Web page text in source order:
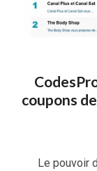
coupons
Le pouvoir